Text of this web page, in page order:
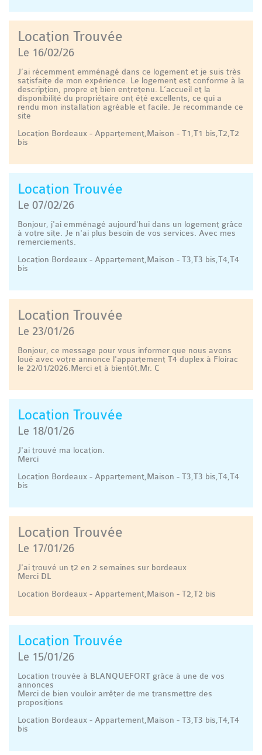
Location Trouvée
Le 16/02/26
J’ai récemment emménagé dans ce logement et je suis très
satisfaite de mon expérience. Le logement est conforme à la
description, propre et bien entretenu. L’accueil et la
disponibilité du propriétaire ont été excellents, ce qui a
rendu mon installation agréable et facile. Je recommande ce
site
Location Bordeaux - Appartement,Maison - T1,T1 bis,T2,T2
bis
Location Trouvée
Le 07/02/26
Bonjour, j'ai emménagé aujourd'hui dans un logement grâce
à votre site. Je n'ai plus besoin de vos services. Avec mes
remerciements.
Location Bordeaux - Appartement,Maison - T3,T3 bis,T4,T4
bis
Location Trouvée
Le 23/01/26
Bonjour, ce message pour vous informer que nous avons
loué avec votre annonce l'appartement T4 duplex à Floirac
le 22/01/2026.Merci et à bientôt.Mr. C
Location Trouvée
Le 18/01/26
J'ai trouvé ma location.
Merci
Location Bordeaux - Appartement,Maison - T3,T3 bis,T4,T4
bis
Location Trouvée
Le 17/01/26
J'ai trouvé un t2 en 2 semaines sur bordeaux
Merci DL
Location Bordeaux - Appartement,Maison - T2,T2 bis
Location Trouvée
Le 15/01/26
Location trouvée à BLANQUEFORT grâce à une de vos
annonces
Merci de bien vouloir arrêter de me transmettre des
propositions
Location Bordeaux - Appartement,Maison - T3,T3 bis,T4,T4
bis